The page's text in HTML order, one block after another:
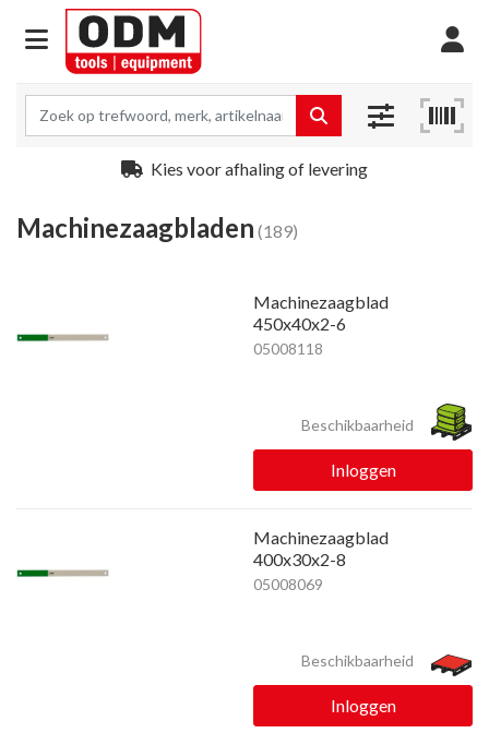
Kies voor afhaling of levering
Machinezaagbladen (189)
Machinezaagblad
450x40x2-6
05008118
Beschikbaarheid
Inloggen
Machinezaagblad
400x30x2-8
05008069
Beschikbaarheid
Inloggen